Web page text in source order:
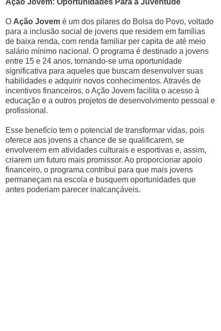
Ação Jovem: Oportunidades Para a Juventude
O Ação Jovem é um dos pilares do Bolsa do Povo, voltado
para a inclusão social de jovens que residem em famílias
de baixa renda, com renda familiar per capita de até meio
salário mínimo nacional. O programa é destinado a jovens
entre 15 e 24 anos, tornando-se uma oportunidade
significativa para aqueles que buscam desenvolver suas
habilidades e adquirir novos conhecimentos. Através de
incentivos financeiros, o Ação Jovem facilita o acesso à
educação e a outros projetos de desenvolvimento pessoal e
profissional.
Esse benefício tem o potencial de transformar vidas, pois
oferece aos jovens a chance de se qualificarem, se
envolverem em atividades culturais e esportivas e, assim,
criarem um futuro mais promissor. Ao proporcionar apoio
financeiro, o programa contribui para que mais jovens
permaneçam na escola e busquem oportunidades que
antes poderiam parecer inalcançáveis.